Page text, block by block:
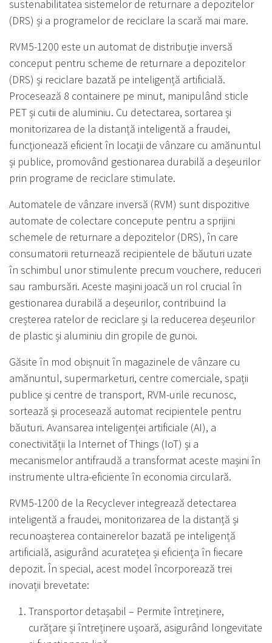
sustenabilitatea sistemelor de returnare a depozitelor
(DRS) și a programelor de reciclare la scară mai mare.
RVM5-1200 este un automat de distribuție inversă
conceput pentru scheme de returnare a depozitelor
(DRS) și reciclare bazată pe inteligență artificială.
Procesează 8 containere pe minut, manipulând sticle
PET și cutii de aluminiu. Cu detectarea, sortarea și
monitorizarea de la distanță inteligentă a fraudei,
funcționează eficient în locații de vânzare cu amănuntul
și publice, promovând gestionarea durabilă a deșeurilor
prin programe de reciclare stimulate.
Automatele de vânzare inversă (RVM) sunt dispozitive
automate de colectare concepute pentru a sprijini
schemele de returnare a depozitelor (DRS), în care
consumatorii returnează recipientele de băuturi uzate
în schimbul unor stimulente precum vouchere, reduceri
sau rambursări. Aceste mașini joacă un rol crucial în
gestionarea durabilă a deșeurilor, contribuind la
creșterea ratelor de reciclare și la reducerea deșeurilor
de plastic și aluminiu din gropile de gunoi.
Găsite în mod obișnuit în magazinele de vânzare cu
amănuntul, supermarketuri, centre comerciale, spații
publice și centre de transport, RVM-urile recunosc,
sortează și procesează automat recipientele pentru
băuturi. Avansarea inteligenței artificiale (AI), a
conectivității la Internet of Things (IoT) și a
mecanismelor antifraudă a transformat aceste mașini în
instrumente ultra-eficiente în economia circulară.
RVM5-1200 de la Recyclever integrează detectarea
inteligentă a fraudei, monitorizarea de la distanță și
recunoașterea containerelor bazată pe inteligență
artificială, asigurând acuratețea și eficiența în fiecare
depozit. În special, acest model încorporează trei
inovații brevetate:
Transportor detașabil – Permite întreținere,
curățare și întreținere ușoară, asigurând longevitate